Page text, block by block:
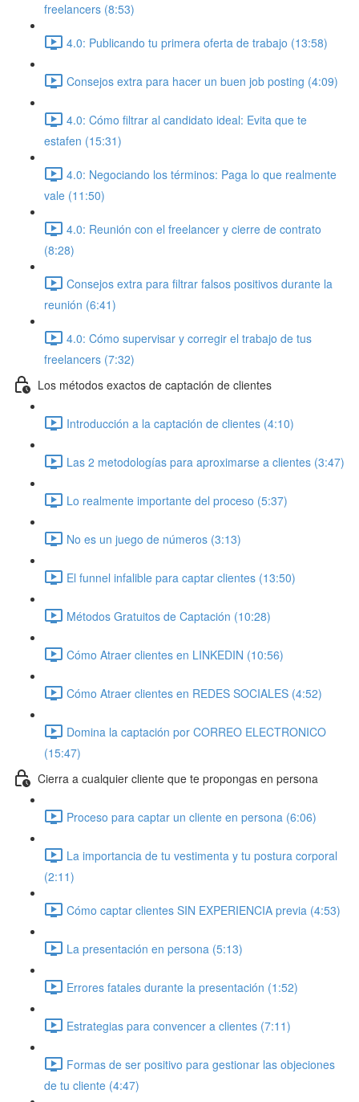
freelancers (8:53)
4.0: Publicando tu primera oferta de trabajo (13:58)
Consejos extra para hacer un buen job posting (4:09)
4.0: Cómo filtrar al candidato ideal: Evita que te
estafen (15:31)
4.0: Negociando los términos: Paga lo que realmente
vale (11:50)
4.0: Reunión con el freelancer y cierre de contrato
(8:28)
Consejos extra para filtrar falsos positivos durante la
reunión (6:41)
4.0: Cómo supervisar y corregir el trabajo de tus
freelancers (7:32)
Los métodos exactos de captación de clientes
Introducción a la captación de clientes (4:10)
Las 2 metodologías para aproximarse a clientes (3:47)
Lo realmente importante del proceso (5:37)
No es un juego de números (3:13)
El funnel infalible para captar clientes (13:50)
Métodos Gratuitos de Captación (10:28)
Cómo Atraer clientes en LINKEDIN (10:56)
Cómo Atraer clientes en REDES SOCIALES (4:52)
Domina la captación por CORREO ELECTRONICO
(15:47)
Cierra a cualquier cliente que te propongas en persona
Proceso para captar un cliente en persona (6:06)
La importancia de tu vestimenta y tu postura corporal
(2:11)
Cómo captar clientes SIN EXPERIENCIA previa (4:53)
La presentación en persona (5:13)
Errores fatales durante la presentación (1:52)
Estrategias para convencer a clientes (7:11)
Formas de ser positivo para gestionar las objeciones
de tu cliente (4:47)